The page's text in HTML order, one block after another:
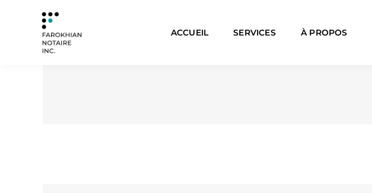
ACCUEIL SERVICES À PROPOS